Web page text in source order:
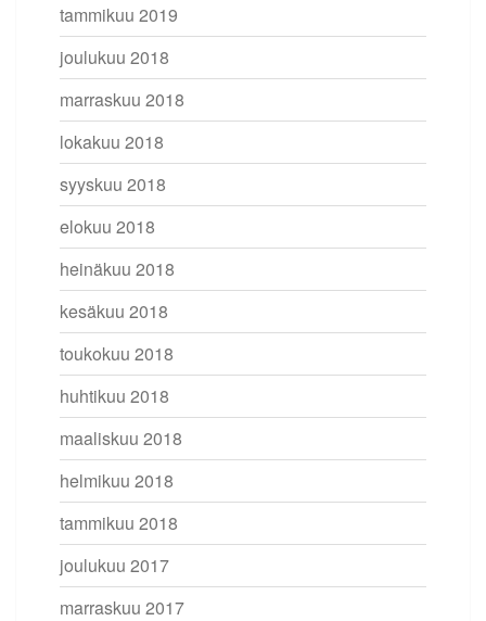
tammikuu 2019
joulukuu 2018
marraskuu 2018
lokakuu 2018
syyskuu 2018
elokuu 2018
heinäkuu 2018
kesäkuu 2018
toukokuu 2018
huhtikuu 2018
maaliskuu 2018
helmikuu 2018
tammikuu 2018
joulukuu 2017
marraskuu 2017